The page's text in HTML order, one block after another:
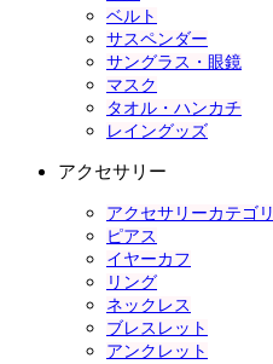
ベルト
サスペンダー
サングラス・眼鏡
マスク
タオル・ハンカチ
レイングッズ
アクセサリー
アクセサリーカテゴ
ピアス
イヤーカフ
リング
ネックレス
ブレスレット
アンクレット